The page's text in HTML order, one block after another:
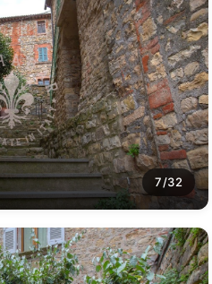
7/32